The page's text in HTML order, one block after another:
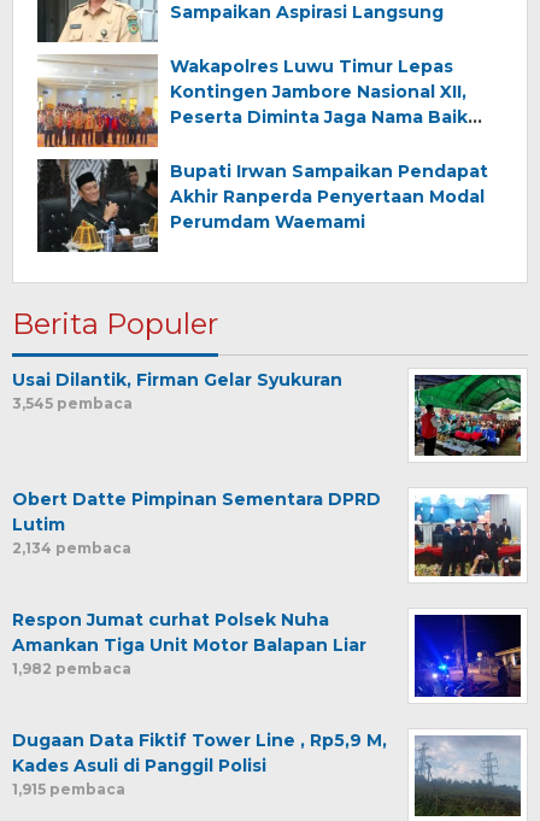
Sampaikan Aspirasi Langsung
Wakapolres Luwu Timur Lepas
Kontingen Jambore Nasional XII,
Peserta Diminta Jaga Nama Baik
Bupati Irwan Sampaikan Pendapat
Akhir Ranperda Penyertaan Modal
Perumdam Waemami
Berita Populer
Usai Dilantik, Firman Gelar Syukuran
3,545 pembaca
Obert Datte Pimpinan Sementara DPRD
Lutim
2,134 pembaca
Respon Jumat curhat Polsek Nuha
Amankan Tiga Unit Motor Balapan Liar
1,982 pembaca
Dugaan Data Fiktif Tower Line , Rp5,9 M,
Kades Asuli di Panggil Polisi
1,915 pembaca